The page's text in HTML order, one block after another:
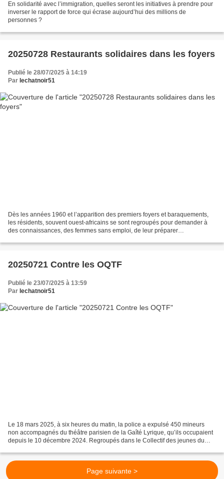
En solidarité avec l’immigration, quelles seront les initiatives à prendre pour
inverser le rapport de force qui écrase aujourd’hui des millions de
personnes ?
20250728 Restaurants solidaires dans les foyers
Publié le 28/07/2025 à 14:19
Par lechatnoir51
Dès les années 1960 et l’apparition des premiers foyers et baraquements,
les résidents, souvent ouest-africains se sont regroupés pour demander à
des connaissances, des femmes sans emploi, de leur préparer
20250721 Contre les OQTF
Publié le 23/07/2025 à 13:59
Par lechatnoir51
Le 18 mars 2025, à six heures du matin, la police a expulsé 450 mineurs
non accompagnés du théâtre parisien de la Gaîté Lyrique, qu’ils occupaient
depuis le 10 décembre 2024. Regroupés dans le Collectif des jeunes du
Page suivante >